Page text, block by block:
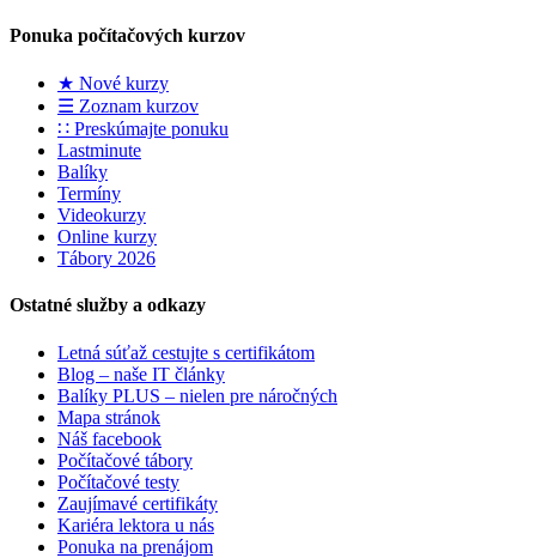
Ponuka počítačových kurzov
★ Nové kurzy
☰ Zoznam kurzov
∷ Preskúmajte ponuku
Lastminute
Balíky
Termíny
Videokurzy
Online kurzy
Tábory 2026
Ostatné služby a odkazy
Letná súťaž cestujte s certifikátom
Blog – naše IT články
Balíky PLUS – nielen pre náročných
Mapa stránok
Náš facebook
Počítačové tábory
Počítačové testy
Zaujímavé certifikáty
Kariéra lektora u nás
Ponuka na prenájom